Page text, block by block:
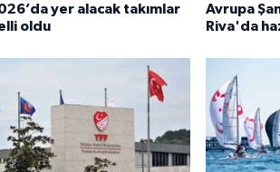
yer alacak takımlar
oldu
Avrupa
Riva'da